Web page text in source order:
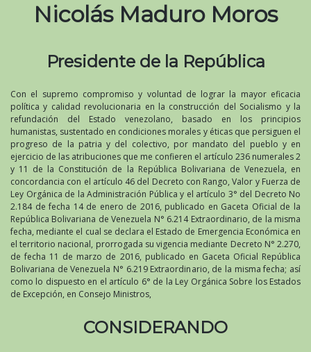
Nicolás Maduro Moros
Presidente de la República
Con el supremo compromiso y voluntad de lograr la mayor eficacia
política y calidad revolucionaria en la construcción del Socialismo y la
refundación del Estado venezolano, basado en los principios
humanistas, sustentado en condiciones morales y éticas que persiguen el
progreso de la patria y del colectivo, por mandato del pueblo y en
ejercicio de las atribuciones que me confieren el artículo 236 numerales 2
y 11 de la Constitución de la República Bolivariana de Venezuela, en
concordancia con el artículo 46 del Decreto con Rango, Valor y Fuerza de
Ley Orgánica de la Administración Pública y el artículo 3° del Decreto No
2.184 de fecha 14 de enero de 2016, publicado en Gaceta Oficial de la
República Bolivariana de Venezuela N° 6.214 Extraordinario, de la misma
fecha, mediante el cual se declara el Estado de Emergencia Económica en
el territorio nacional, prorrogada su vigencia mediante Decreto N° 2.270,
de fecha 11 de marzo de 2016, publicado en Gaceta Oficial República
Bolivariana de Venezuela N° 6.219 Extraordinario, de la misma fecha; así
como lo dispuesto en el artículo 6° de la Ley Orgánica Sobre los Estados
de Excepción, en Consejo Ministros,
CONSIDERANDO